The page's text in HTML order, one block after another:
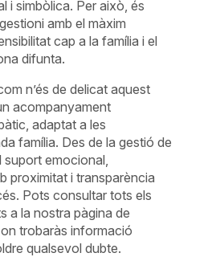
i simbòlica. Per això, és
amb el màxim
cap a la família i el
difunta.
n’és de delicat aquest
acompanyament
adaptat a les
família. Des de la gestió de
emocional,
proximitat i transparència
Pots consultar tots els
a la nostra pàgina de
, on trobaràs informació
qualsevol dubte.